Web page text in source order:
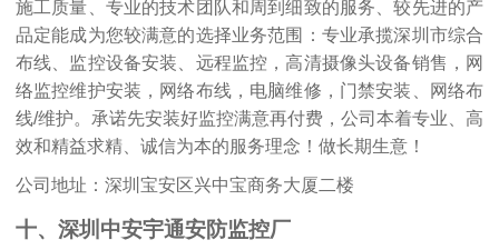
施工质量、专业的技术团队和周到细致的服务、较先进的产
品定能成为您较满意的选择业务范围：专业承揽深圳市综合
布线、监控设备安装、远程监控，高清摄像头设备销售，网
络监控维护安装，网络布线，电脑维修，门禁安装、网络布
线/维护。承诺先安装好监控满意再付费，公司本着专业、高
效和精益求精、诚信为本的服务理念！做长期生意！
公司地址：深圳宝安区兴中宝商务大厦二楼
十、深圳中安宇通安防监控厂